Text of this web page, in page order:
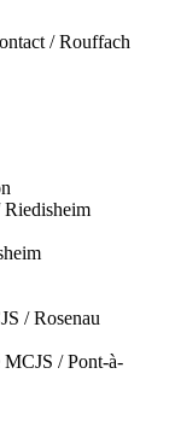
/ Rouffach
/ Rosenau
/ Pont-à-